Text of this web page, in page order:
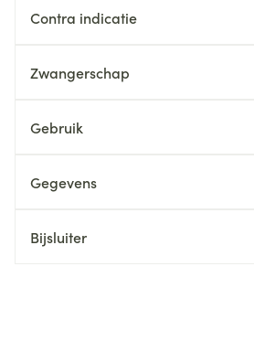
Contra indicatie
Zwangerschap
Gebruik
Gegevens
Bijsluiter